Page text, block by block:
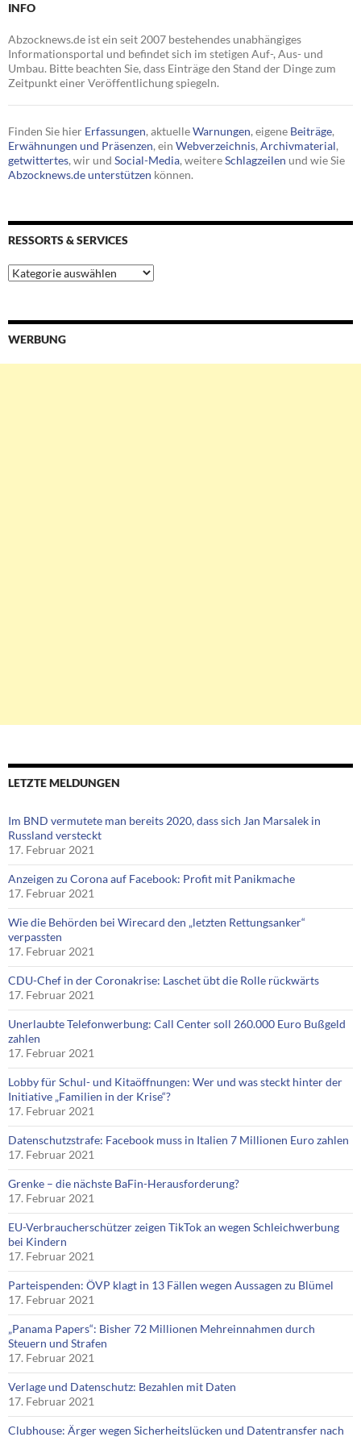
INFO
Abzocknews.de ist ein seit 2007 bestehendes unabhängiges
Informationsportal und befindet sich im stetigen Auf-, Aus- und
Umbau. Bitte beachten Sie, dass Einträge den Stand der Dinge zum
Zeitpunkt einer Veröffentlichung spiegeln.
Finden Sie hier Erfassungen, aktuelleWarnungen, eigene Beiträge,
Erwähnungen und Präsenzen, ein Webverzeichnis, Archivmaterial,
getwittertes, wir und Social-Media, weitereSchlagzeilen und wie Sie
Abzocknews.de unterstützen können.
RESSORTS & SERVICES
Ressorts
&
WERBUNG
LETZTE MELDUNGEN
Im BND vermutete man bereits 2020, dass sich Jan Marsalek in
Russland versteckt
17. Februar 2021
Anzeigen zu Corona auf Facebook: Profit mit Panikmache
17. Februar 2021
Wie die Behörden bei Wirecard den „letzten Rettungsanker“
verpassten
17. Februar 2021
CDU-Chef in der Coronakrise: Laschet übt die Rolle rückwärts
17. Februar 2021
Unerlaubte Telefonwerbung: Call Center soll 260.000 Euro Bußgeld
zahlen
17. Februar 2021
Lobby für Schul- und Kitaöffnungen: Wer und was steckt hinter der
Initiative „Familien in der Krise“?
17. Februar 2021
Datenschutzstrafe: Facebook muss in Italien 7 Millionen Euro zahlen
17. Februar 2021
Grenke – die nächste BaFin-Herausforderung?
17. Februar 2021
EU-Verbraucherschützer zeigen TikTok an wegen Schleichwerbung
bei Kindern
17. Februar 2021
Parteispenden: ÖVP klagt in 13 Fällen wegen Aussagen zu Blümel
17. Februar 2021
„Panama Papers“: Bisher 72 Millionen Mehreinnahmen durch
Steuern und Strafen
17. Februar 2021
Verlage und Datenschutz: Bezahlen mit Daten
17. Februar 2021
Clubhouse: Ärger wegen Sicherheitslücken und Datentransfer nach